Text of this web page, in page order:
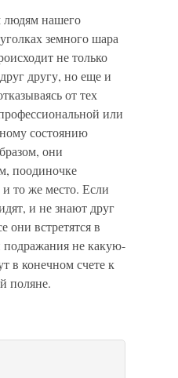
людям нашего
земного шара
не только
другу, но еще и
от тех
или
состоянию
они
поодиночке
то же место. Если
и не знают друг
они встретятся в
подражания не какую-
в конечном счете к
поляне.